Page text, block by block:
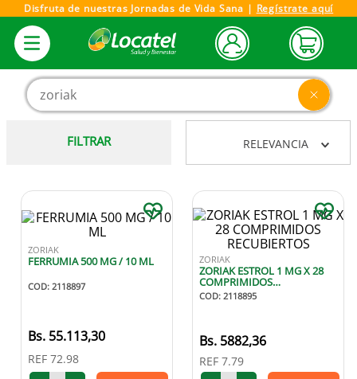
Disfruta de nuestras Jornadas de Vida Sana | Regístrate aquí
Buscar producto, marca o categoría
FILTRAR RELEVANCIA
ZORIAK
FERRUMIA 500 MG / 10 ML
COD: 2118897
55.113,30
REF 72.98
ZORIAK
ZORIAK ESTROL 1 MG X 28
COMPRIMIDOS
RECUBIERTOS
COD: 2118895
5882,36
REF 7.79